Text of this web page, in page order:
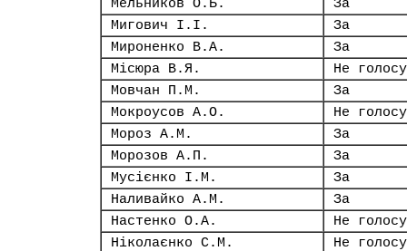
Мельников О.Б.
За
Мигович І.І.
За
Мироненко В.А.
За
Місюра В.Я.
Не
Мовчан П.М.
За
Мокроусов А.О.
Не
Мороз А.М.
За
Морозов А.П.
За
Мусієнко І.М.
За
Наливайко А.М.
За
Настенко О.А.
Не
Ніколаєнко С.М.
Не